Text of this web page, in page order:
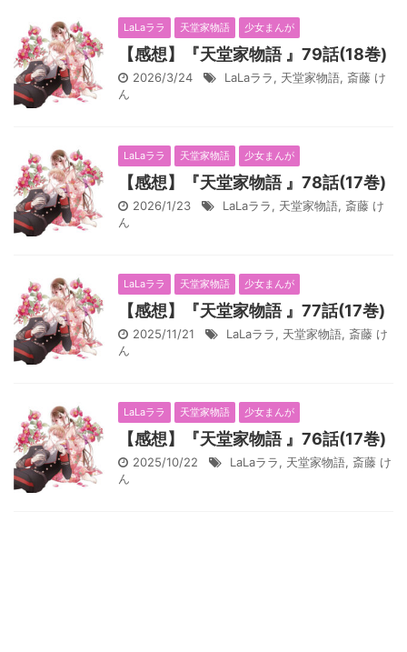
LaLaララ 天堂家物語 少女まんが
【感想】『天堂家物語 』79話(18巻)
2026/3/24 LaLaララ, 天堂家物語, 斎藤 け
ん
LaLaララ 天堂家物語 少女まんが
【感想】『天堂家物語 』78話(17巻)
2026/1/23 LaLaララ, 天堂家物語, 斎藤 け
ん
LaLaララ 天堂家物語 少女まんが
【感想】『天堂家物語 』77話(17巻)
2025/11/21 LaLaララ, 天堂家物語, 斎藤 け
ん
LaLaララ 天堂家物語 少女まんが
【感想】『天堂家物語 』76話(17巻)
2025/10/22 LaLaララ, 天堂家物語, 斎藤 け
ん